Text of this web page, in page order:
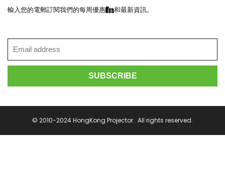
輸入您的電郵訂閱我們的每周優惠 和最新資訊。
© 2010-2024 HongKong Projector . All rights reserved.